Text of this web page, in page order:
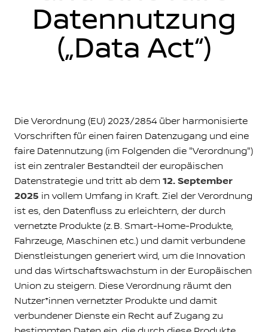
Datennutzung
(„Data Act“)
Die Verordnung (EU) 2023/2854 über harmonisierte
Vorschriften für einen fairen Datenzugang und eine
faire Datennutzung (im Folgenden die "Verordnung")
ist ein zentraler Bestandteil der europäischen
Datenstrategie und tritt ab dem 12. September
2025 in vollem Umfang in Kraft. Ziel der Verordnung
ist es, den Datenfluss zu erleichtern, der durch
vernetzte Produkte (z. B. Smart-Home-Produkte,
Fahrzeuge, Maschinen etc.) und damit verbundene
Dienstleistungen generiert wird, um die Innovation
und das Wirtschaftswachstum in der Europäischen
Union zu steigern. Diese Verordnung räumt den
Nutzer*innen vernetzter Produkte und damit
verbundener Dienste ein Recht auf Zugang zu